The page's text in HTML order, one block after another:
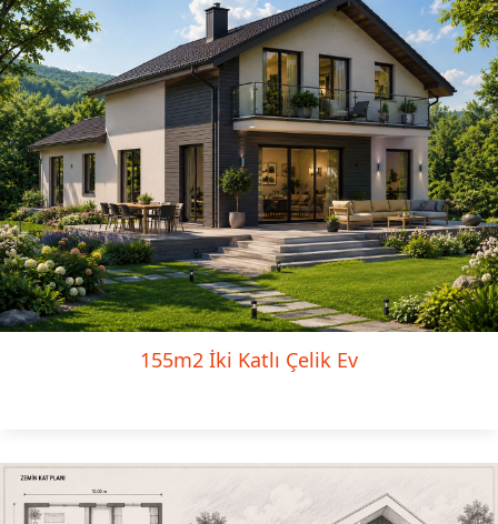
155m2 İki Katlı Çelik Ev